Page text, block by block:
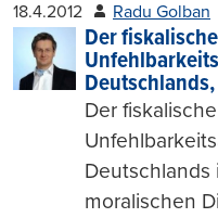
18.4.2012 Radu Golban
Der fiskalische
Der fiskalische
Deutschlands
moralischen